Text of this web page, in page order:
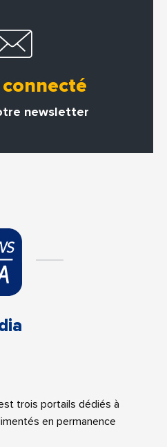
connecté
newsletter
trois portails dédiés à
en permanence